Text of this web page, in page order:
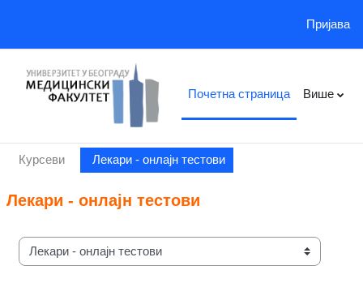
Пријава
Почетна страница Више
Курсеви Лекари - онлајн тестови
Лекари - онлајн тестови
Категорије курсева